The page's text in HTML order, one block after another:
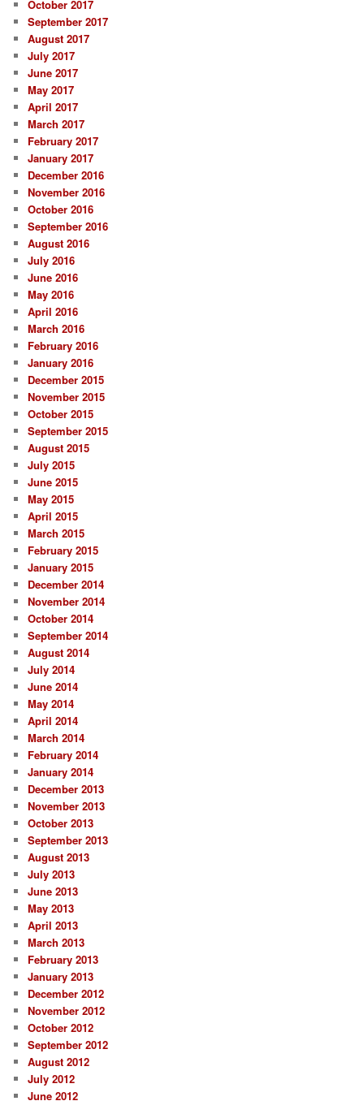
October 2017
September 2017
August 2017
July 2017
June 2017
May 2017
April 2017
March 2017
February 2017
January 2017
December 2016
November 2016
October 2016
September 2016
August 2016
July 2016
June 2016
May 2016
April 2016
March 2016
February 2016
January 2016
December 2015
November 2015
October 2015
September 2015
August 2015
July 2015
June 2015
May 2015
April 2015
March 2015
February 2015
January 2015
December 2014
November 2014
October 2014
September 2014
August 2014
July 2014
June 2014
May 2014
April 2014
March 2014
February 2014
January 2014
December 2013
November 2013
October 2013
September 2013
August 2013
July 2013
June 2013
May 2013
April 2013
March 2013
February 2013
January 2013
December 2012
November 2012
October 2012
September 2012
August 2012
July 2012
June 2012